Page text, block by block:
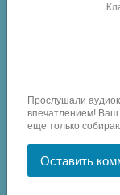
Прослушали
впечатлением! Ваш
еще только
Оставить